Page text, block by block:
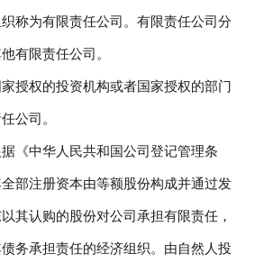
称为有限责任公司。有限责任公司分
有限责任公司。
权的投资机构或者国家授权的部门
公司。
中华人民共和国公司登记管理条
部注册资本由等额股份构成并通过发
其认购的股份对公司承担有限责任，
务承担责任的经济组织。由自然人投